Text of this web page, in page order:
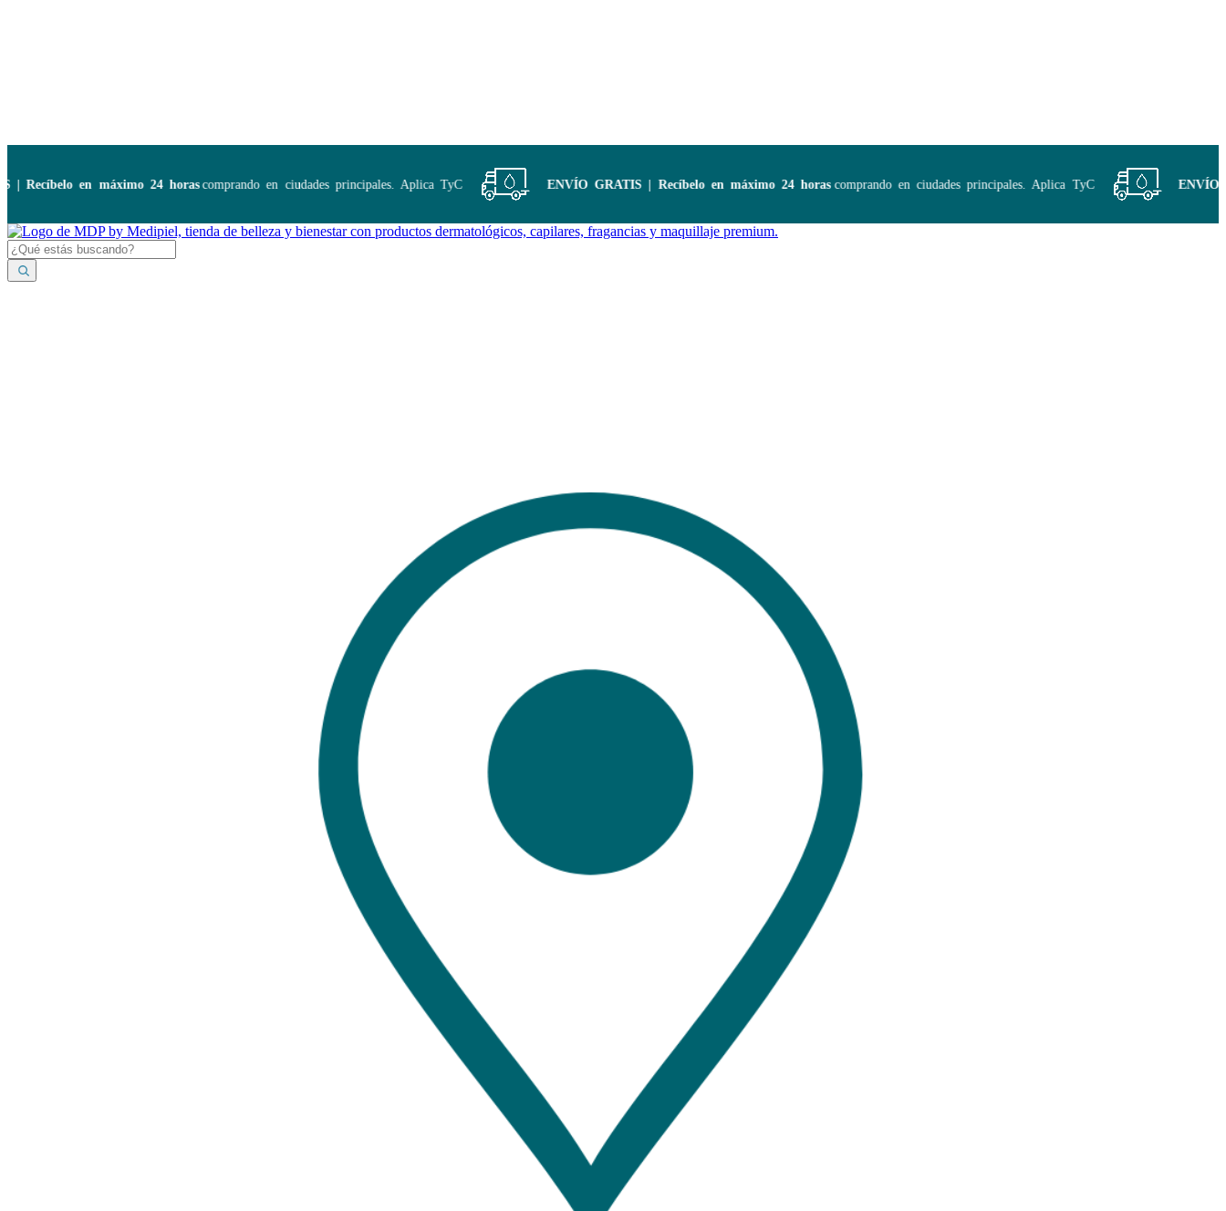
en máximo 24 horascomprando en ciudades principales. Aplica TyC ENVÍO GRATIS | Recíbelo en máximo 24 horascomprando en ciudades principales. Aplica TyC ENVÍO